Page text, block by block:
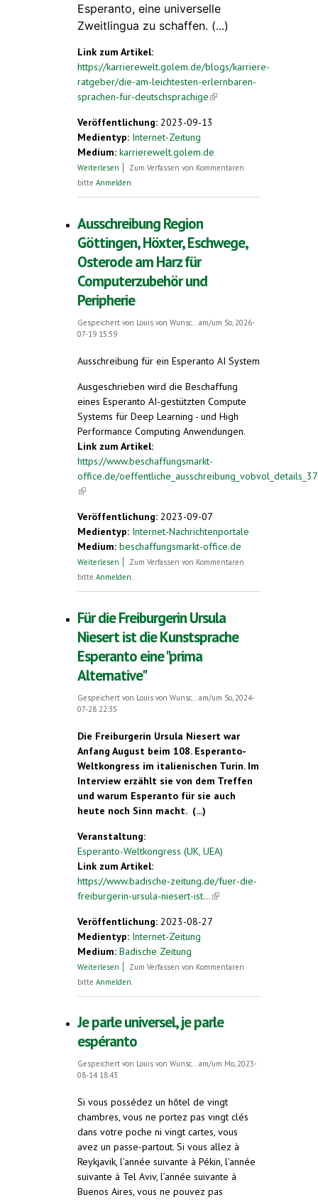
Esperanto, eine universelle
Zweitlingua zu schaffen. (...)
Link zum Artikel:
https://karrierewelt.golem.de/blogs/karriere-
ratgeber/die-am-leichtesten-erlernbaren-
sprachen-fur-deutschsprachige(link is
Veröffentlichung: 2023-09-13
Medientyp: Internet-Zeitung
Medium: karrierewelt.golem.de
Weiterlesen über Die am leichtesten erlernbaren
Zum Verfassen von Kommentaren
bitte Anmelden.
Ausschreibung Region
Göttingen, Höxter, Eschwege,
Osterode am Harz für
Computerzubehör und
Peripherie
Gespeichert von Louis von Wunsc...am/um So, 2026-
07-19 15:59
Ausschreibung für ein Esperanto AI System
Ausgeschrieben wird die Beschaffung
eines Esperanto AI-gestützten Compute
Systems für Deep Learning - und High
Performance Computing Anwendungen.
Link zum Artikel:
https://www.beschaffungsmarkt-
office.de/
(link is external)
Veröffentlichung: 2023-09-07
Medientyp: Internet-Nachrichtenportale
Medium: beschaffungsmarkt-office.de
Weiterlesen über Ausschreibung Region Göttingen,
Computerzubehör und Peripherie
Zum Verfassen von Kommentaren
bitte Anmelden.
Für die Freiburgerin Ursula
Niesert ist die Kunstsprache
Esperanto eine "prima
Alternative"
Gespeichert von Louis von Wunsc...
am/um So, 2024-
07-28 22:35
Die Freiburgerin Ursula Niesert war
Anfang August beim 108. Esperanto-
Weltkongress im italienischen Turin. Im
Interview erzählt sie von dem Treffen
und warum Esperanto für sie auch
heute noch Sinn macht. (...)
Veranstaltung:
Esperanto-Weltkongress (UK, UEA)
Link zum Artikel:
https://www.badische-zeitung.de/fuer-die-
freiburgerin-ursula-niesert-ist...(link is
Veröffentlichung: 2023-08-27
Medientyp: Internet-Zeitung
Medium: Badische Zeitung
Weiterlesen über Für die Freiburgerin Ursula Niesert
"prima Alternative"
Zum Verfassen von Kommentaren
bitte Anmelden
Je parle universel, je parle
espéranto
Gespeichert von Louis von Wunsc...am/um Mo, 2023-
08-14 18:43
Si vous possédez un hôtel de vingt
chambres, vous ne portez pas vingt clés
dans votre poche ni vingt cartes, vous
avez un passe-partout. Si vous allez à
Reykjavik, l’année suivante à Pékin, l’année
suivante à Tel Aviv, l’année suivante à
Buenos Aires, vous ne pouvez pas